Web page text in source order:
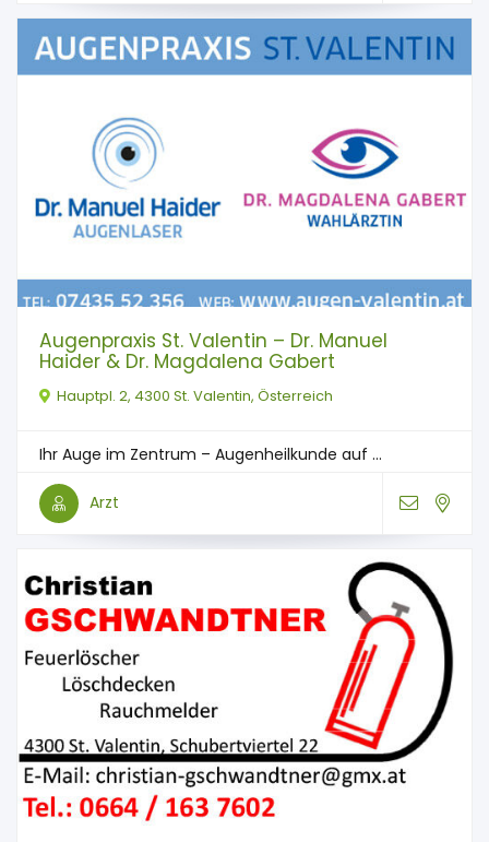
Augenpraxis St. Valentin – Dr. Manuel
Haider & Dr. Magdalena Gabert
Hauptpl. 2, 4300 St. Valentin, Österreich
Ihr Auge im Zentrum – Augenheilkunde auf ...
Arzt